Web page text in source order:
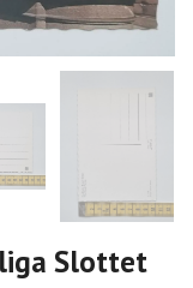
Slottet